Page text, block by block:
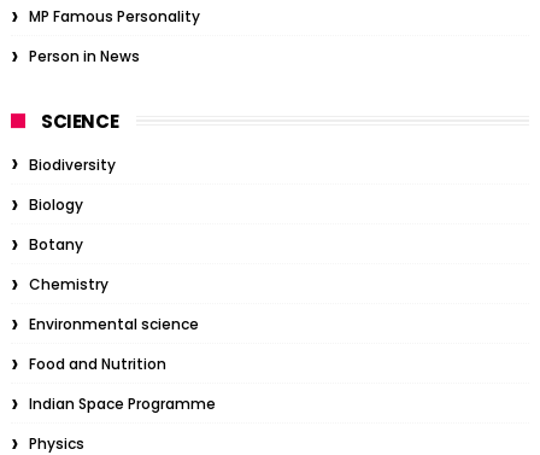
MP Famous Personality
Person in News
SCIENCE
Biodiversity
Biology
Botany
Chemistry
Environmental science
Food and Nutrition
Indian Space Programme
Physics